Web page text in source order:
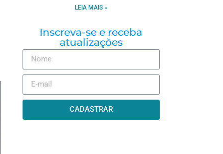
LEIA MAIS »
Inscreva-se e receba
atualizações
CADASTRAR